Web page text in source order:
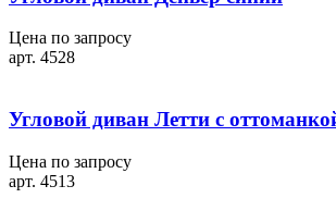
Цена по запросу
арт. 4528
Угловой диван Летти с
Цена по запросу
арт. 4513